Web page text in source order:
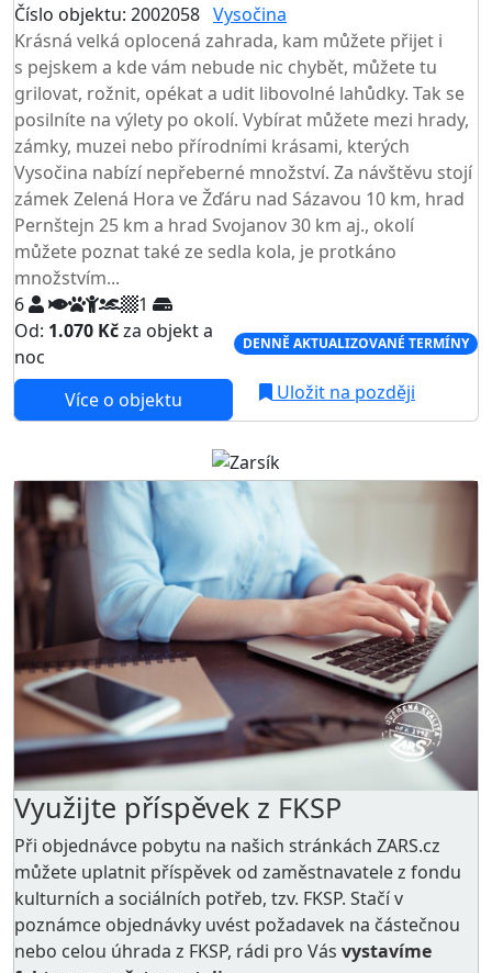
Číslo objektu: 2002058 Vysočina
Krásná velká oplocená zahrada, kam můžete přijet i
s pejskem a kde vám nebude nic chybět, můžete tu
grilovat, rožnit, opékat a udit libovolné lahůdky. Tak se
posilníte na výlety po okolí. Vybírat můžete mezi hrady,
zámky, muzei nebo přírodními krásami, kterých
Vysočina nabízí nepřeberné množství. Za návštěvu stojí
zámek Zelená Hora ve Žďáru nad Sázavou 10 km, hrad
Pernštejn 25 km a hrad Svojanov 30 km aj., okolí
můžete poznat také ze sedla kola, je protkáno
množstvím...
6
1
Od: 1.070 Kčza objekt a
noc
DENNĚ AKTUALIZOVANÉ TERMÍNY
Více o objektu Uložit na později
Využijte příspěvek z FKSP
Při objednávce pobytu na našich stránkách ZARS.cz
můžete uplatnit příspěvek od zaměstnavatele z fondu
kulturních a sociálních potřeb, tzv. FKSP. Stačí v
poznámce objednávky uvést požadavek na částečnou
nebo celou úhrada z FKSP, rádi pro Vás vystavíme